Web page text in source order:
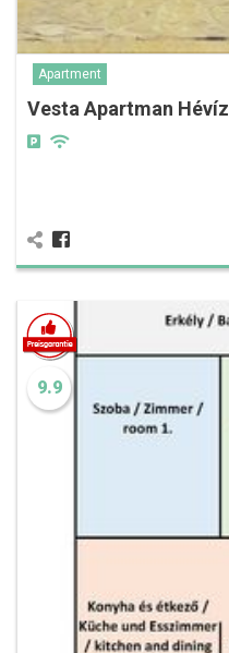
Apartment
Vesta Apartman Hévíz
9.9